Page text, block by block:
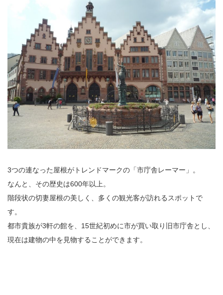
3つの連なった屋根がトレンドマークの「市庁舎レーマー」。
なんと、その歴史は600年以上。
階段状の切妻屋根の美しく、多くの観光客が訪れるスポットで
す。
都市貴族が3軒の館を、15世紀初めに市が買い取り旧市庁舎とし、
現在は建物の中を見物することができます。